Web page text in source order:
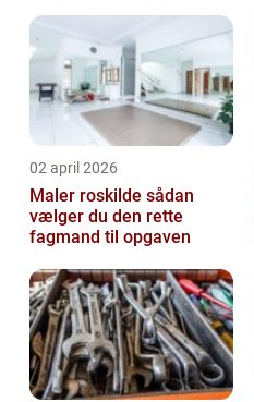
02 april 2026
Maler roskilde sådan
vælger du den rette
fagmand til opgaven